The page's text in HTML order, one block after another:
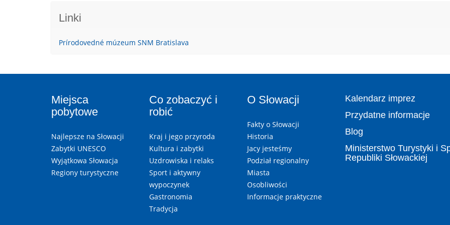
Linki
Prírodovedné múzeum SNM Bratislava
Miejsca
pobytowe
Najlepsze na Słowacji
Zabytki UNESCO
Wyjątkowa Słowacja
Regiony turystyczne
Co zobaczyć i
robić
Kraj i jego przyroda
Kultura i zabytki
Uzdrowiska i relaks
Sport i aktywny
wypoczynek
Gastronomia
Tradycja
O Słowacji
Fakty o Słowacji
Historia
Jacy jesteśmy
Podział regionalny
Miasta
Osobliwości
Informacje praktyczne
Kalendarz imprez
Przydatne informacje
Blog
Ministerstwo Turystyki i
Republiki Słowackiej